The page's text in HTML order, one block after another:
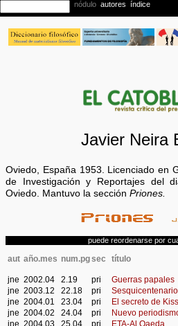
Javier Neira
Oviedo, España 1953. Licenciado en
de Investigación y Reportajes del
Oviedo. Mantuvo la secciónPriones.
puede reordenarse por
aut año.mes num.pgsec título
jne 2002.04 2.19 pri
Guerras papales
jne 2003.12 22.18 pri
jne 2004.01 23.04 pri
El secreto de Kiss
jne 2004.02 24.04 pri
Nuevo
jne 2004.03 25.04 pri
ETA-Al Qaeda